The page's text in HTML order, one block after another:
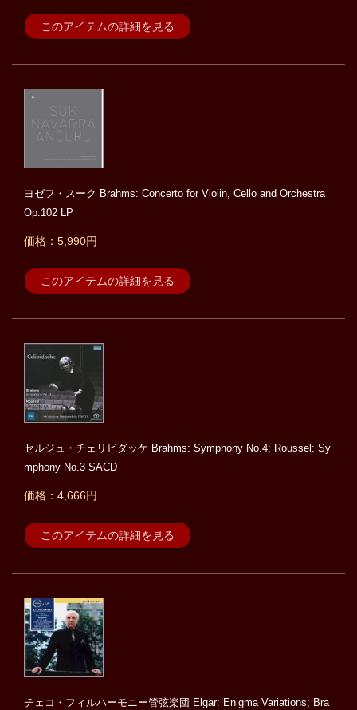
このアイテムの詳細を見る
ヨゼフ・スーク Brahms: Concerto for Violin, Cello and Orchestra
Op.102 LP
価格：5,990円
このアイテムの詳細を見る
セルジュ・チェリビダッケ Brahms: Symphony No.4; Roussel: Sy
mphony No.3 SACD
価格：4,666円
このアイテムの詳細を見る
チェコ・フィルハーモニー管弦楽団 Elgar: Enigma Variations; Bra